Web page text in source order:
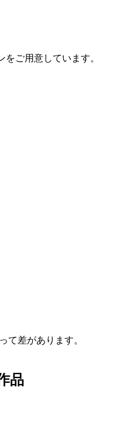
ご用意しています。
て差があります。
品